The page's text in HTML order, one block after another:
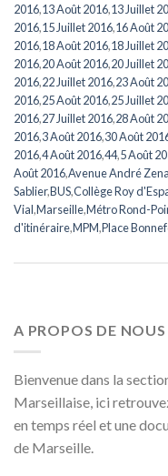
2016,13 Août 2016,13 Juillet
2016,15 Juillet 2016,16 Août
2016,18 Août 2016,18 Juillet
2016,20 Août 2016,20 Juillet
2016,22 Juillet 2016,23 Août
2016,25 Août 2016,25 Juillet
2016,27 Juillet 2016,28 Août
2016,3 Août 2016,30 Août
2016,4 Août 2016,44,5 Août
Août 2016,Avenue André
Sablier,BUS,Collège Roy
Vial,Marseille,Métro Rond-
d'itinéraire,MPM,Place
A PROPOS DE NOUS
Bienvenue dans la
Marseillaise, ici
en temps réel et une
de Marseille.